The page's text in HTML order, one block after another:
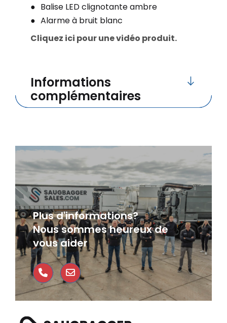
Plus d'informations?
Nous sommes heureux de
vous aider
Balise LED clignotante ambre
Alarme à bruit blanc
Cliquez ici pour une vidéo produit.
Informations
complémentaires